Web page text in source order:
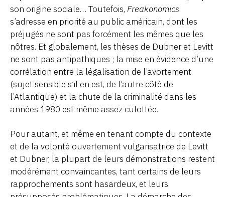
son origine sociale… Toutefois, Freakonomics
s’adresse en priorité au public américain, dont les
préjugés ne sont pas forcément les mêmes que les
nôtres. Et globalement, les thèses de Dubner et Levitt
ne sont pas antipathiques ; la mise en évidence d’une
corrélation entre la légalisation de l’avortement
(sujet sensible s’il en est, de l’autre côté de
l’Atlantique) et la chute de la criminalité dans les
années 1980 est même assez culottée.
Pour autant, et même en tenant compte du contexte
et de la volonté ouvertement vulgarisatrice de Levitt
et Dubner, la plupart de leurs démonstrations restent
modérément convaincantes, tant certains de leurs
rapprochements sont hasardeux, et leurs